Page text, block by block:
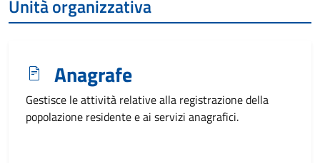
Unità organizzativa
Anagrafe
Gestisce le attività relative alla registrazione della
popolazione residente e ai servizi anagrafici.